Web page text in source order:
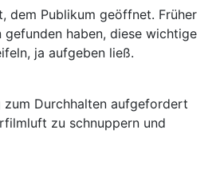
dem Publikum geöffnet. Früher
haben, diese wichtige
ja aufgeben ließ.
zum Durchhalten aufgefordert
zu schnuppern und